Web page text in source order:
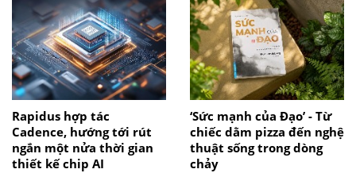
Rapidus hợp tác
Cadence, hướng tới rút
ngắn một nửa thời gian
thiết kế chip AI
‘Sức mạnh của Đạo’ - Từ
chiếc dằm pizza đến nghệ
thuật sống trong dòng
chảy